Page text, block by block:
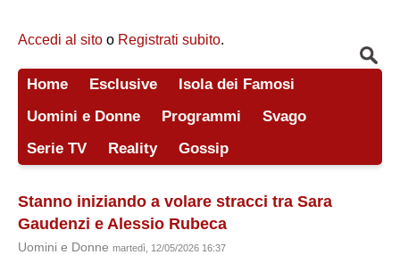
Accedi al sito o Registrati subito.
Home Esclusive
Isola dei Famosi
Uomini e Donne
Programmi
Svago
Serie TV
Reality Gossip
Stanno iniziando a volare stracci tra Sara
Gaudenzi e Alessio Rubeca
Uomini e Donne martedì, 12/05/2026 16:37